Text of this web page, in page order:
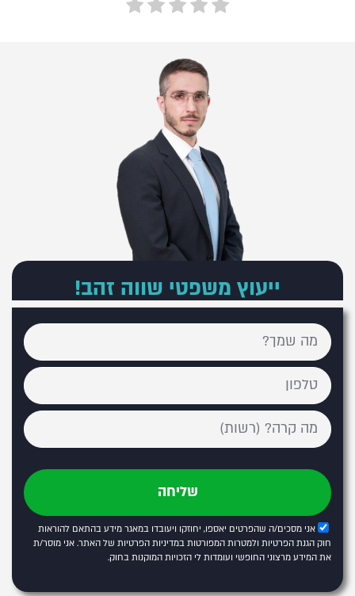
ייעוץ משפטי שווה זהב!
אני מסכים/ה שהפרטים יאספו, יחוזקו ויעובדו במאגר מידע בהתאם להוראות
חוק הגנת הפרטיות ולמטרות המפורטות במדיניות הפרטיות של האתר. אני מוסר/ת
את המידע מרצוני החופשי ועומדות לי הזכויות המוקנות בחוק.
שליחה